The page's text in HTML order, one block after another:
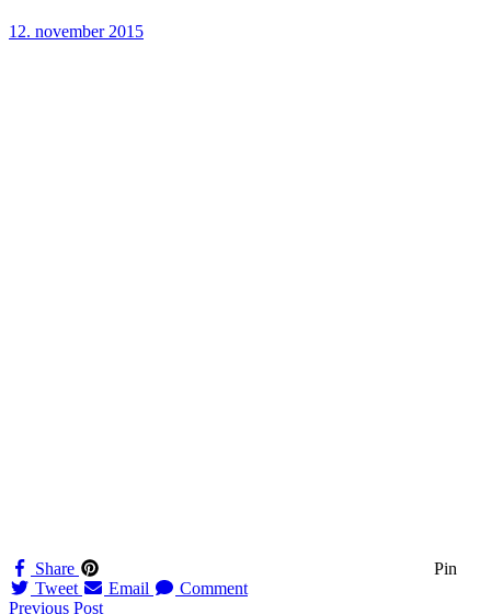
12. november 2015
Share
Pin
Tweet
Email Comment
Previous Post